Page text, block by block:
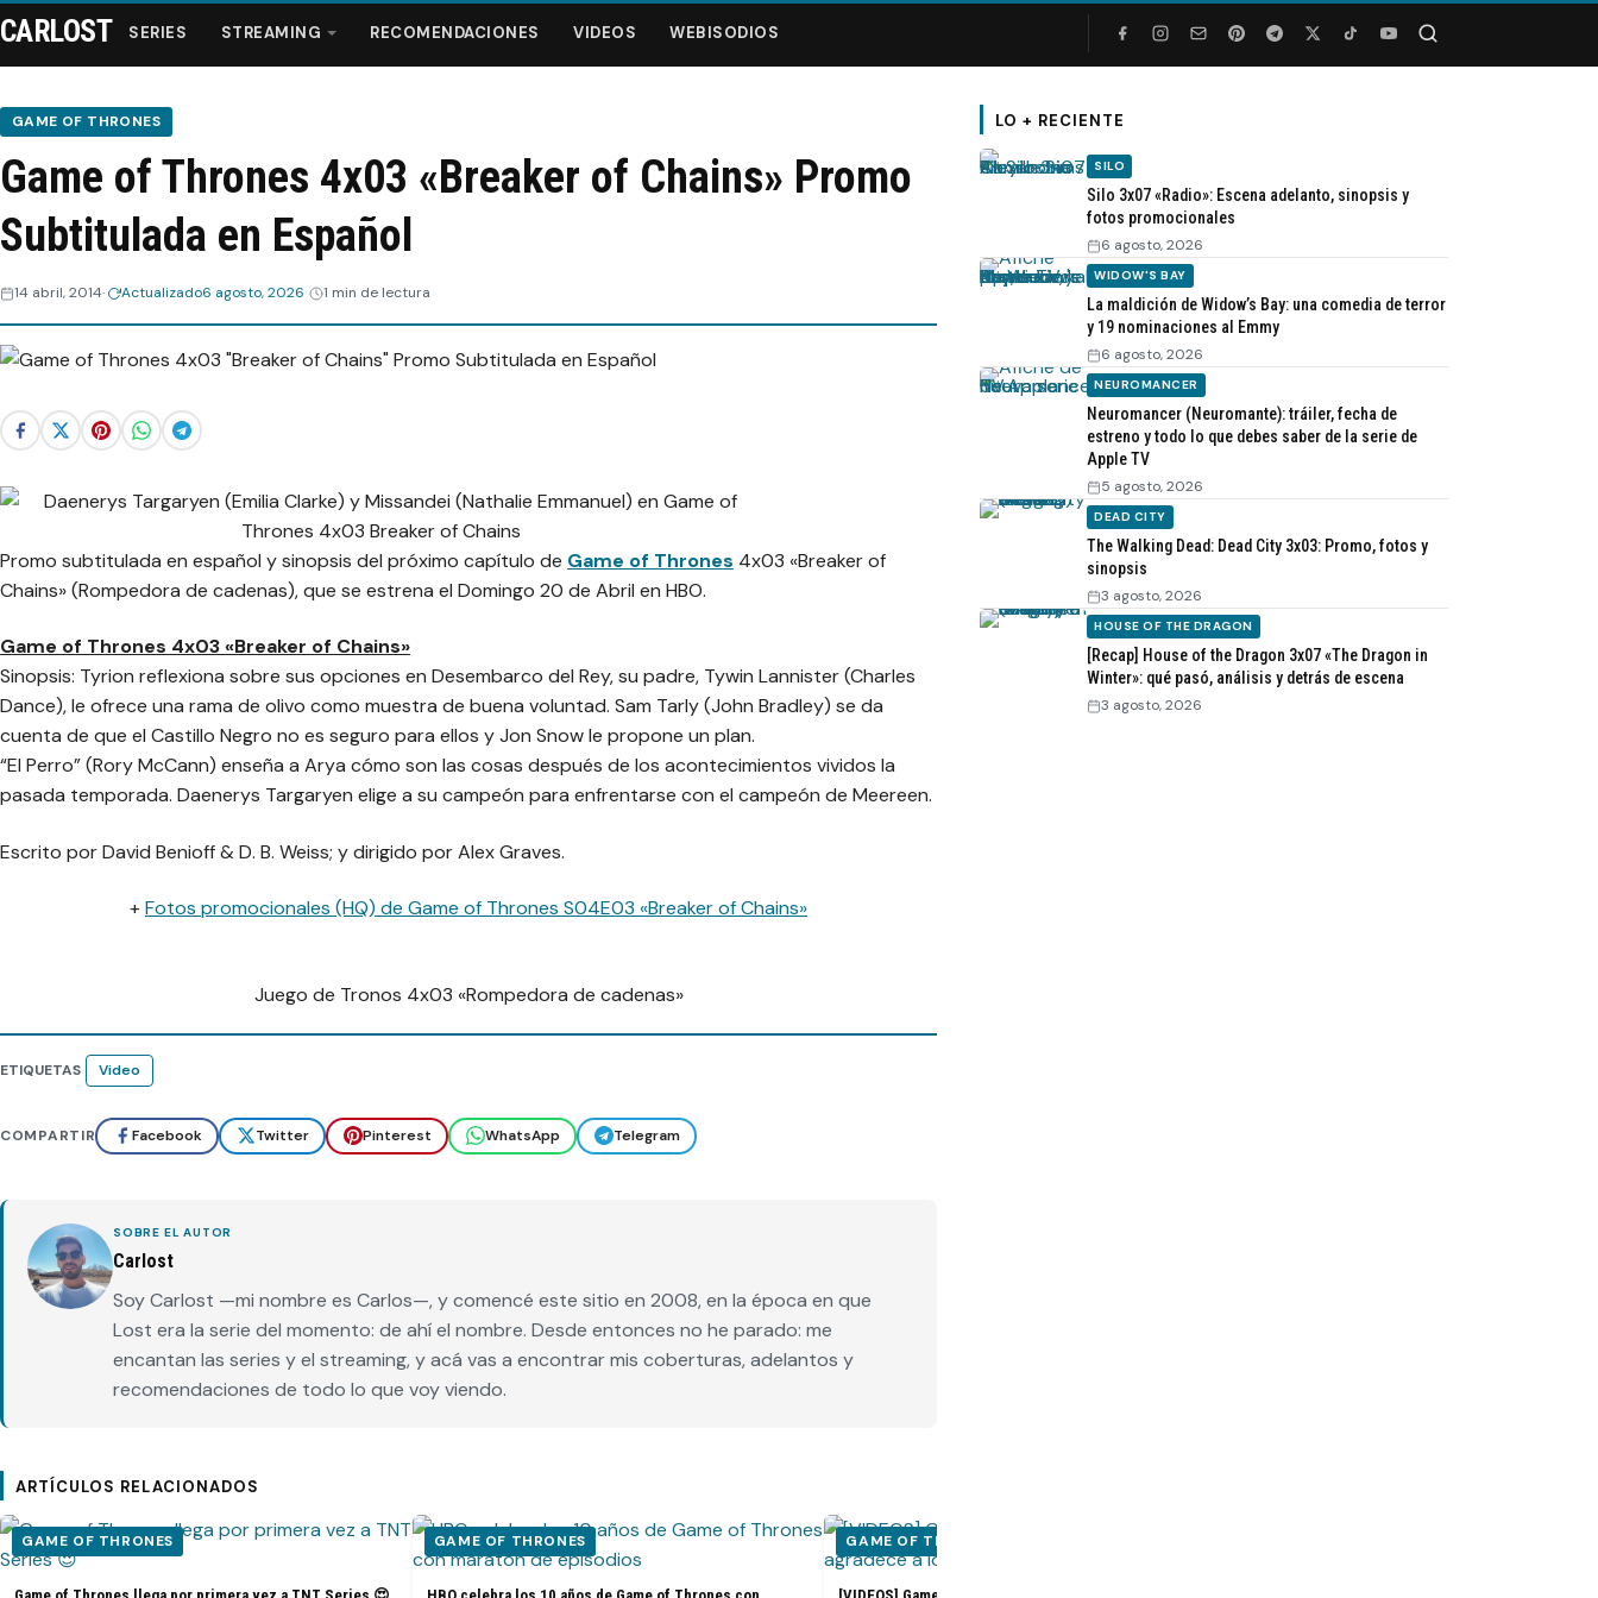
Series
Streaming
Webisodios
CARLOST SERIES STREAMING RECOMENDACIONES VIDEOS WEBISODIOS
GAME OF THRONES
Game of Thrones 4x03 «Breaker of Chains» Promo
Subtitulada en Español
14 abril, 2014 Actualizado6 agosto, 2026 1 min de lectura
Promo subtitulada en español y sinopsis del próximo capítulo de Game of Thrones 4x03 «Breaker of
Chains» (Rompedora de cadenas), que se estrena el Domingo 20 de Abril en HBO.
Game of Thrones 4x03 «Breaker of Chains»
Sinopsis: Tyrion reflexiona sobre sus opciones en Desembarco del Rey, su padre, Tywin Lannister (Charles
Dance), le ofrece una rama de olivo como muestra de buena voluntad. Sam Tarly (John Bradley) se da
cuenta de que el Castillo Negro no es seguro para ellos y Jon Snow le propone un plan.
“El Perro” (Rory McCann) enseña a Arya cómo son las cosas después de los acontecimientos vividos la
pasada temporada. Daenerys Targaryen elige a su campeón para enfrentarse con el campeón de Meereen.
Escrito por David Benioff & D. B. Weiss; y dirigido por Alex Graves.
+Fotos promocionales (HQ) de Game of Thrones S04E03 «Breaker of Chains»
Juego de Tronos 4x03 «Rompedora de cadenas»
ETIQUETAS Video
COMPARTIR Facebook Twitter Pinterest WhatsApp Telegram
SOBRE EL AUTOR
Carlost
Soy Carlost —mi nombre es Carlos—, y comencé este sitio en 2008, en la época en que
Lost era la serie del momento: de ahí el nombre. Desde entonces no he parado: me
encantan las series y el streaming, y acá vas a encontrar mis coberturas, adelantos y
recomendaciones de todo lo que voy viendo.
ARTÍCULOS RELACIONADOS
GAME OF THRONES GAME OF THRONES GAME OF THRONES
LO + RECIENTE
SILO
Silo 3x07 «Radio»: Escena adelanto, sinopsis y
fotos promocionales
6 agosto, 2026
WIDOW'S BAY
La maldición de Widow’s Bay: una comedia de terror
y 19 nominaciones al Emmy
6 agosto, 2026
NEUROMANCER
Neuromancer (Neuromante): tráiler, fecha de
estreno y todo lo que debes saber de la serie de
Apple TV
5 agosto, 2026
DEAD CITY
The Walking Dead: Dead City 3x03: Promo, fotos y
sinopsis
3 agosto, 2026
HOUSE OF THE DRAGON
[Recap] House of the Dragon 3x07 «The Dragon in
Winter»: qué pasó, análisis y detrás de escena
3 agosto, 2026